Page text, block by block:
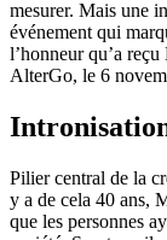
mesurer. Mais une
événement qui
l’honneur qu’a
AlterGo, le 6
Pilier central de la
y a de cela 40 ans,
que les personnes